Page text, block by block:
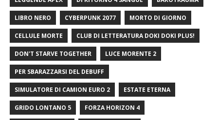
LIBRO NERO CYBERPUNK 2077 MORTO DI GIORNO
CELLULE MORTE CLUB DI LETTERATURA DOKI DOKI PLUS!
DON'T STARVE TOGETHER LUCE MORENTE 2
PER SBARAZZARSI DEL DEBUFF
SIMULATORE DI CAMION EURO 2 ESTATE ETERNA
GRIDO LONTANO 5 FORZA HORIZON 4